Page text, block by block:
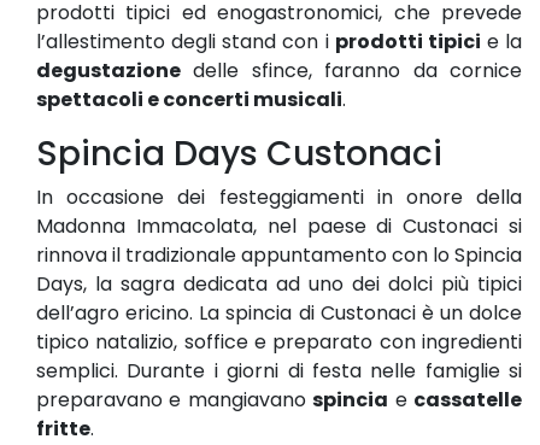
prodotti tipici ed enogastronomici, che prevede
l’allestimento degli stand con i prodotti tipici e la
degustazione delle sfince, faranno da cornice
spettacoli e concerti musicali.
Spincia Days Custonaci
In occasione dei festeggiamenti in onore della
Madonna Immacolata, nel paese di Custonaci si
rinnova il tradizionale appuntamento con lo Spincia
Days, la sagra dedicata ad uno dei dolci più tipici
dell’agro ericino. La spincia di Custonaci è un dolce
tipico natalizio, soffice e preparato con ingredienti
semplici. Durante i giorni di festa nelle famiglie si
preparavano e mangiavanospincia e cassatelle
fritte.